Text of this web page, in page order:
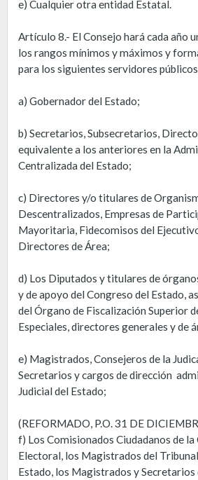
e) Cualquier otra entidad Estatal.
Artículo 8.- El Consejo hará cada año
los rangos mínimos y máximos y
para los siguientes servidores
a) Gobernador del Estado;
b) Secretarios, Subsecretarios,
equivalente a los anteriores en la
Centralizada del Estado;
c) Directores y/o titulares de
Descentralizados, Empresas de
Mayoritaria, Fidecomisos del
Directores de Área;
d) Los Diputados y titulares de
y de apoyo del Congreso del Estado,
del Órgano de Fiscalización Superior
Especiales, directores generales y de
e) Magistrados, Consejeros de la
Secretarios y cargos de dirección
Judicial del Estado;
(REFORMADO, P.O. 31 DE
f) Los Comisionados Ciudadanos de
Electoral, los Magistrados del
Estado, los Magistrados y Secretarios